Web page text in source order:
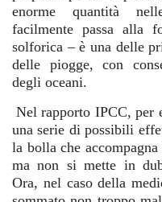
enorme quantità
facilmente passa alla
solforica – è una delle
delle piogge, con
degli oceani.
Nel rapporto IPCC, per
una serie di possibili
la bolla che
ma non si mette in
Ora, nel caso della